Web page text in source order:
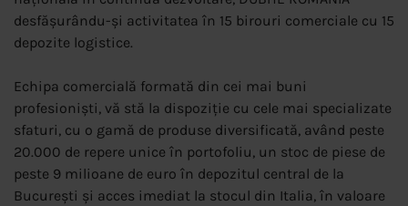
desfășurându-și activitatea în 15 birouri comerciale cu 15
depozite logistice.
Echipa comercială formată din cei mai buni
profesioniști, vă stă la dispoziție cu cele mai specializate
sfaturi, cu o gamă de produse diversificată, având peste
20.000 de repere unice în portofoliu, un stoc de piese de
peste 9 milioane de euro în depozitul central de la
București și acces imediat la stocul din Italia, în valoare